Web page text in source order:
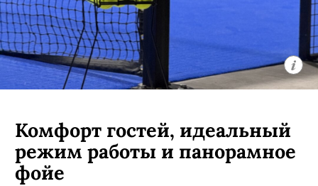
Комфорт гостей, идеальный
режим работы и панорамное
фойе